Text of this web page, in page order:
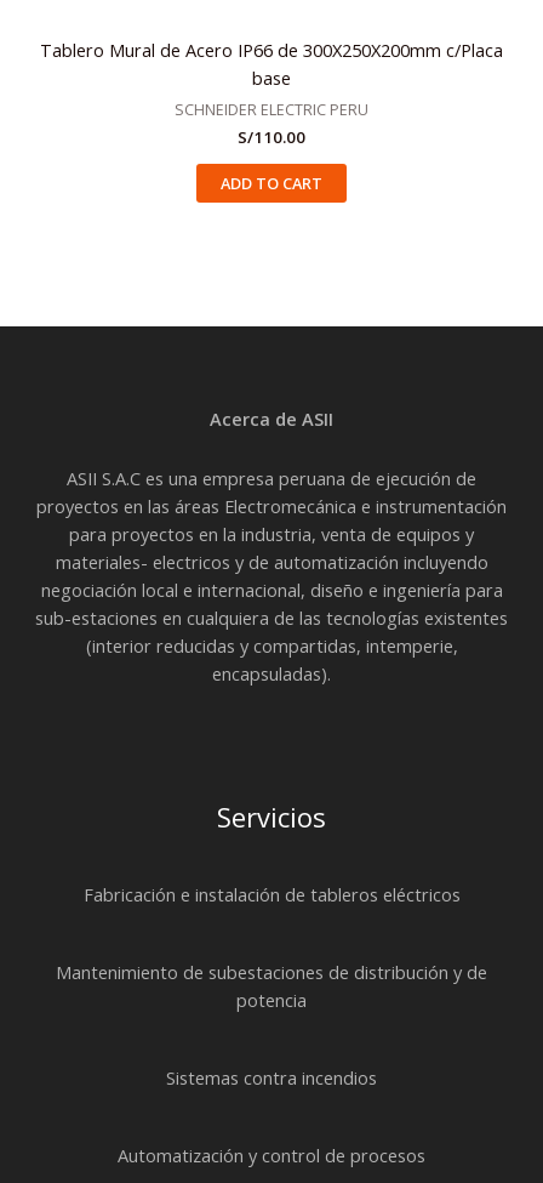
Tablero Mural de Acero IP66 de 300X250X200mm c/Placa
base
SCHNEIDER ELECTRIC PERU
S/110.00
ADD TO CART
Acerca de ASII
ASII S.A.C es una empresa peruana de ejecución de
proyectos en las áreas Electromecánica e instrumentación
para proyectos en la industria, venta de equipos y
materiales- electricos y de automatización incluyendo
negociación local e internacional, diseño e ingeniería para
sub-estaciones en cualquiera de las tecnologías existentes
(interior reducidas y compartidas, intemperie,
encapsuladas).
Servicios
Fabricación e instalación de tableros eléctricos
Mantenimiento de subestaciones de distribución y de
potencia
Sistemas contra incendios
Automatización y control de procesos